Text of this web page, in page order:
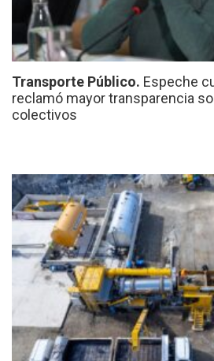
Transporte Público. Espeche
reclamó mayor transparencia
colectivos